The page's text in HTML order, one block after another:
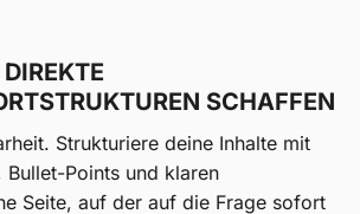
SCHAFFEN
Strukturiere deine Inhalte mit
Bullet-Points und klaren
Seite, auf der auf die Frage sofort